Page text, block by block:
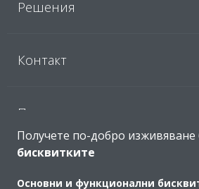
Решения
Контакт
Продукти
Получете по-добро изживяване
бисквитките
Основни и функционални